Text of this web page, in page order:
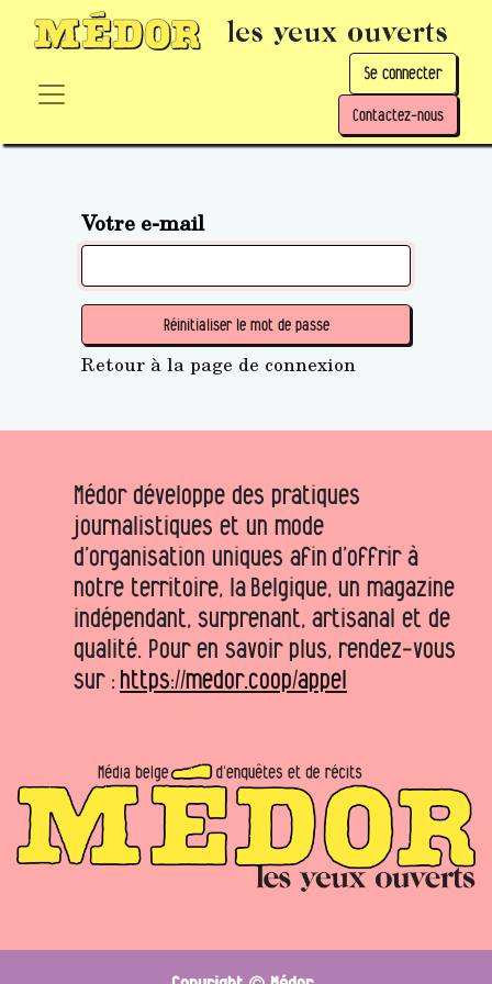
les yeux ouverts
Se connecter
Contactez-nous
Votre e-mail
Réinitialiser le mot de passe
Retour à la page de connexion
Médor développe des pratiques
journalistiques et un mode
d’organisation uniques afin d’offrir à
notre territoire, la Belgique, un magazine
indépendant, surprenant, artisanal et de
qualité. Pour en savoir plus, rendez-vous
sur : https://medor.coop/appel